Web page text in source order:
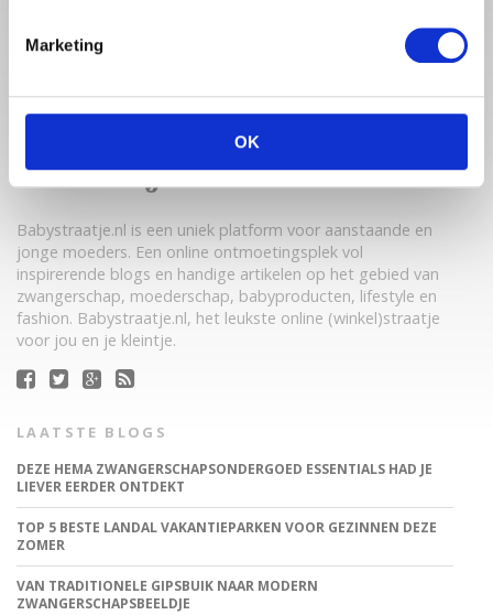
Marketing
OK
Babystraatje.nl is een uniek platform voor aanstaande en
jonge moeders. Een online ontmoetingsplek vol
inspirerende blogs en handige artikelen op het gebied van
zwangerschap, moederschap, babyproducten, lifestyle en
fashion. Babystraatje.nl, het leukste online (winkel)straatje
voor jou en je kleintje.
LAATSTE BLOGS
DEZE HEMA ZWANGERSCHAPSONDERGOED ESSENTIALS HAD JE
LIEVER EERDER ONTDEKT
TOP 5 BESTE LANDAL VAKANTIEPARKEN VOOR GEZINNEN DEZE
ZOMER
VAN TRADITIONELE GIPSBUIK NAAR MODERN
ZWANGERSCHAPSBEELDJE